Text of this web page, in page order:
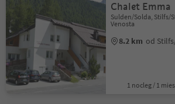
Chalet Emma
Sulden/Solda, Stilfs/
Venosta
8.2 km od
1 nocleg / 1